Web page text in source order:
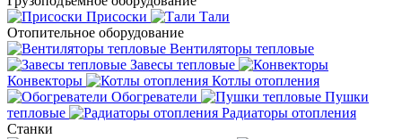
Присоски
Тали
Отопительное оборудование
Вентиляторы тепловые
Завесы тепловые
Конвекторы
Котлы отопления
Обогреватели
Пушки
тепловые
Радиаторы отопления
Станки